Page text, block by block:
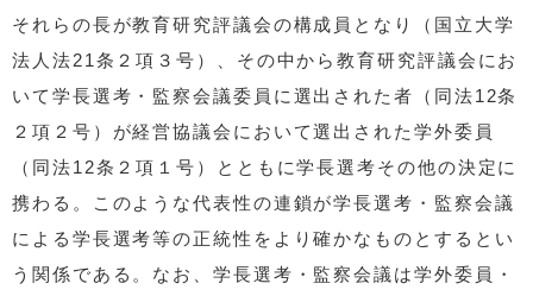
それらの長が教育研究評議会の構成員となり（国立大学
法人法21条２項３号）、その中から教育研究評議会にお
いて学長選考・監察会議委員に選出された者（同法12条
２項２号）が経営協議会において選出された学外委員
（同法12条２項１号）とともに学長選考その他の決定に
携わる。このような代表性の連鎖が学長選考・監察会議
による学長選考等の正統性をより確かなものとするとい
う関係である。なお、学長選考・監察会議は学外委員・